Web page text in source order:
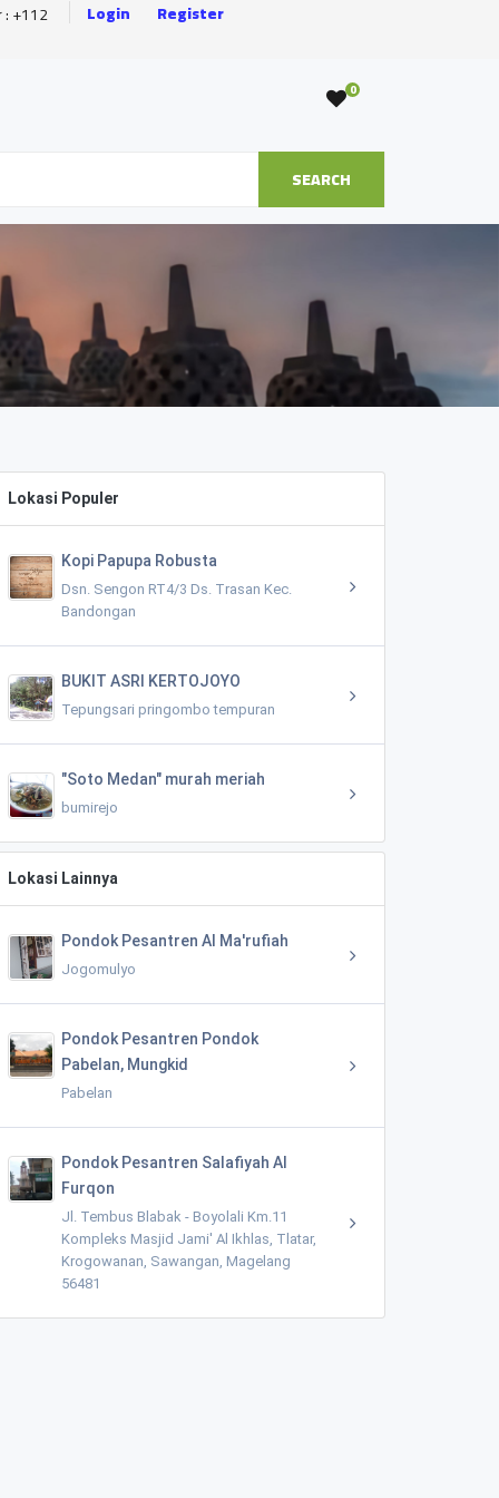
: +112 Login Register
0
SEARCH
Lokasi Populer
Kopi Papupa Robusta
Dsn. Sengon RT4/3 Ds. Trasan Kec.
Bandongan
BUKIT ASRI KERTOJOYO
Tepungsari pringombo tempuran
"Soto Medan" murah meriah
bumirejo
Lokasi Lainnya
Pondok Pesantren Al Ma'rufiah
Jogomulyo
Pondok Pesantren Pondok
Pabelan, Mungkid
Pabelan
Pondok Pesantren Salafiyah Al
Furqon
Jl. Tembus Blabak - Boyolali Km.11
Kompleks Masjid Jami' Al Ikhlas, Tlatar,
Krogowanan, Sawangan, Magelang
56481